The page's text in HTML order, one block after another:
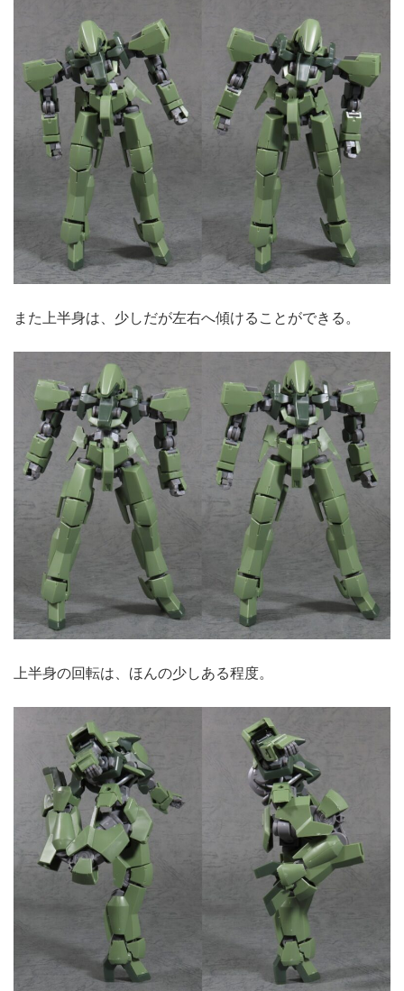
また上半身は、少しだが左右へ傾けることができる。
上半身の回転は、ほんの少しある程度。